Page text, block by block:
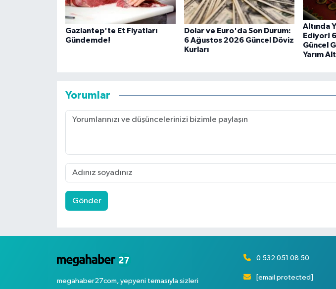
Gaziantep'te Et Fiyatları
Gündemde!
Dolar ve Euro'da Son Durum:
6 Ağustos 2026 Güncel Döviz
Kurları
Altında
Ediyor!
Güncel
Yarım
Yorumlar
Gönder
megahaber27com, yepyeni temasıyla sizleri
0 532 051 08 50
[email protected]